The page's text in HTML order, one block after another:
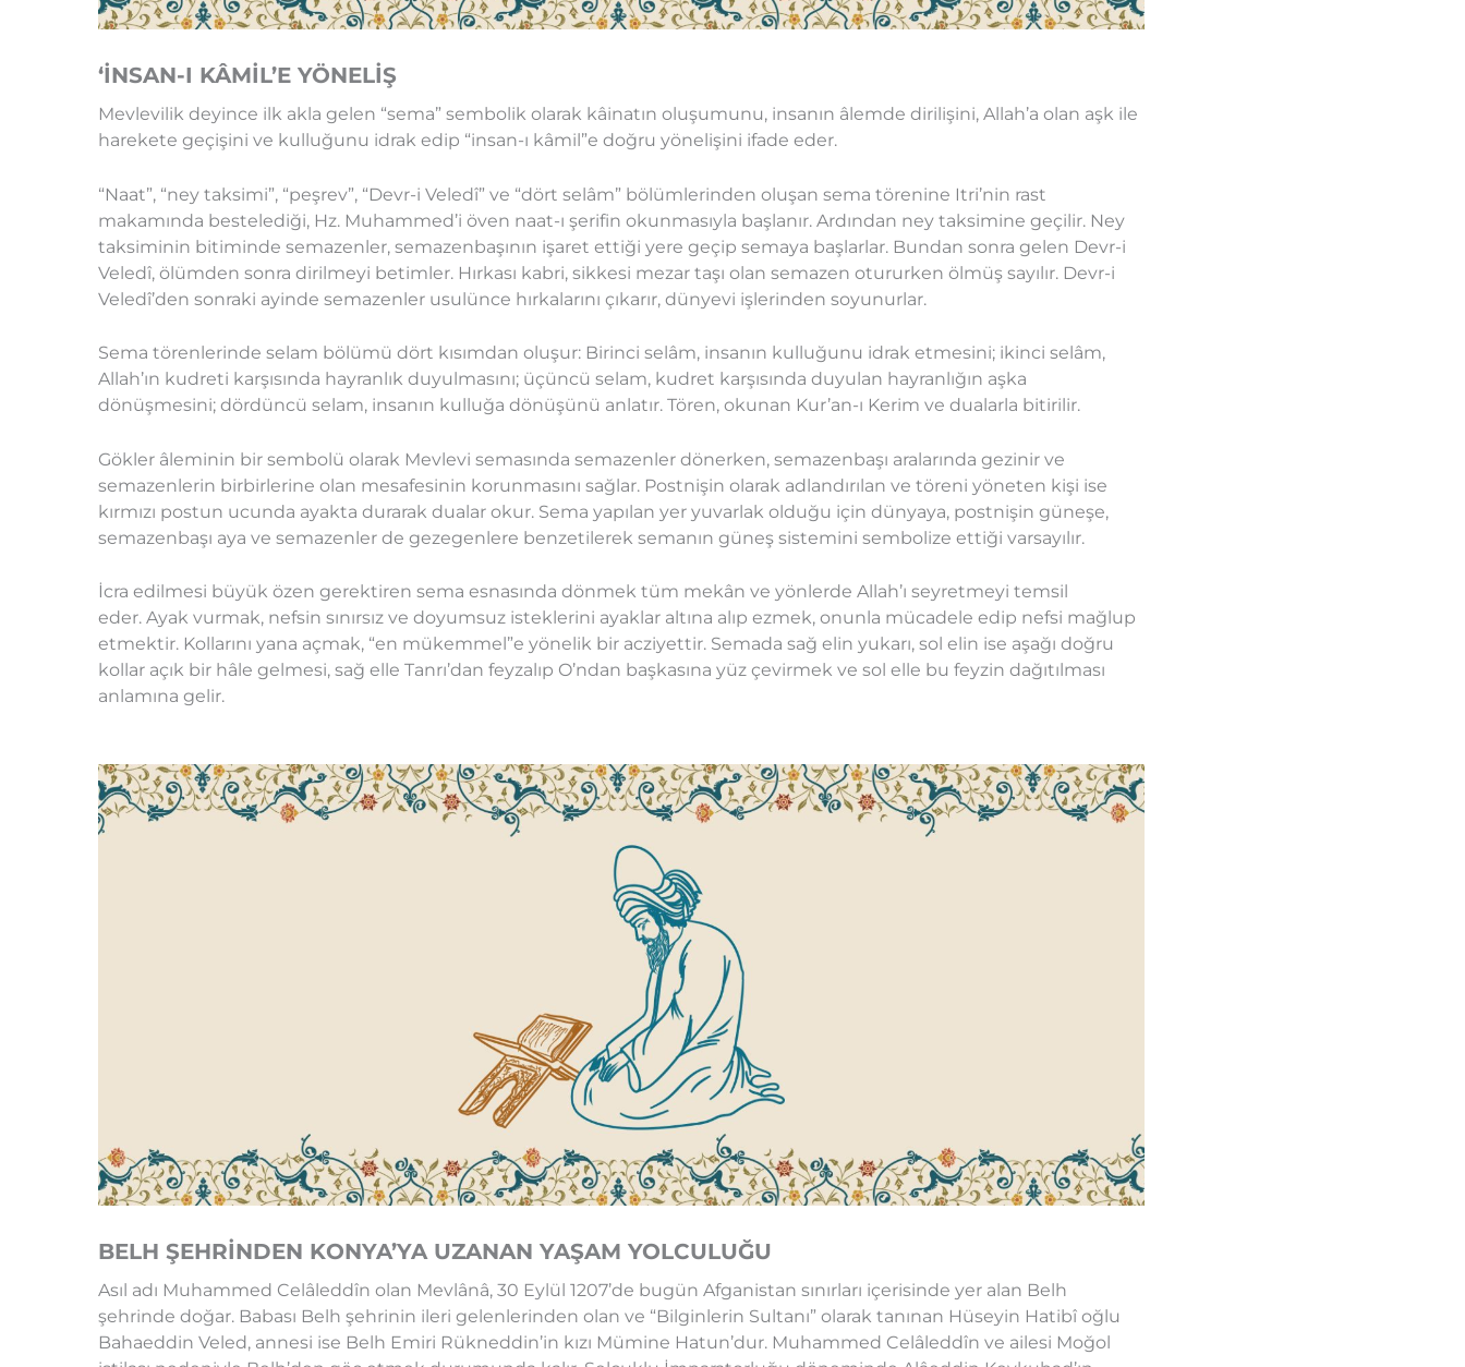
‘İNSAN-I KÂMİL’E YÖNELİŞ
Mevlevilik deyince ilk akla gelen “sema” sembolik olarak kâinatın oluşumunu, insanın âlemde dirilişini, Allah’a olan aşk ile
harekete geçişini ve kulluğunu idrak edip “insan-ı kâmil”e doğru yönelişini ifade eder.
“Naat”, “ney taksimi”, “peşrev”, “Devr-i Veledî” ve “dört selâm” bölümlerinden oluşan sema törenine Itri’nin rast
makamında bestelediği, Hz. Muhammed’i öven naat-ı şerifin okunmasıyla başlanır. Ardından ney taksimine geçilir. Ney
taksiminin bitiminde semazenler, semazenbaşının işaret ettiği yere geçip semaya başlarlar. Bundan sonra gelen Devr-i
Veledî, ölümden sonra dirilmeyi betimler. Hırkası kabri, sikkesi mezar taşı olan semazen otururken ölmüş sayılır. Devr-i
Veledî’den sonraki ayinde semazenler usulünce hırkalarını çıkarır, dünyevi işlerinden soyunurlar.
Sema törenlerinde selam bölümü dört kısımdan oluşur: Birinci selâm, insanın kulluğunu idrak etmesini; ikinci selâm,
Allah’ın kudreti karşısında hayranlık duyulmasını; üçüncü selam, kudret karşısında duyulan hayranlığın aşka
dönüşmesini; dördüncü selam, insanın kulluğa dönüşünü anlatır. Tören, okunan Kur’an-ı Kerim ve dualarla bitirilir.
Gökler âleminin bir sembolü olarak Mevlevi semasında semazenler dönerken, semazenbaşı aralarında gezinir ve
semazenlerin birbirlerine olan mesafesinin korunmasını sağlar. Postnişin olarak adlandırılan ve töreni yöneten kişi ise
kırmızı postun ucunda ayakta durarak dualar okur. Sema yapılan yer yuvarlak olduğu için dünyaya, postnişin güneşe,
semazenbaşı aya ve semazenler de gezegenlere benzetilerek semanın güneş sistemini sembolize ettiği varsayılır.
İcra edilmesi büyük özen gerektiren sema esnasında dönmek tüm mekân ve yönlerde Allah’ı seyretmeyi temsil
eder. Ayak vurmak, nefsin sınırsız ve doyumsuz isteklerini ayaklar altına alıp ezmek, onunla mücadele edip nefsi mağlup
etmektir. Kollarını yana açmak, “en mükemmel”e yönelik bir acziyettir. Semada sağ elin yukarı, sol elin ise aşağı doğru
kollar açık bir hâle gelmesi, sağ elle Tanrı’dan feyzalıp O’ndan başkasına yüz çevirmek ve sol elle bu feyzin dağıtılması
anlamına gelir.
BELH ŞEHRİNDEN KONYA’YA UZANAN YAŞAM YOLCULUĞU
Asıl adı Muhammed Celâleddîn olan Mevlânâ, 30 Eylül 1207’de bugün Afganistan sınırları içerisinde yer alan Belh
şehrinde doğar. Babası Belh şehrinin ileri gelenlerinden olan ve “Bilginlerin Sultanı” olarak tanınan Hüseyin Hatibî oğlu
Bahaeddin Veled, annesi ise Belh Emiri Rükneddin’in kızı Mümine Hatun’dur. Muhammed Celâleddîn ve ailesi Moğol